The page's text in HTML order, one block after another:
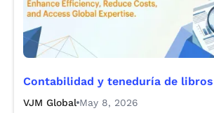
Contabilidad y teneduría de libros
VJM Global May 8, 2026